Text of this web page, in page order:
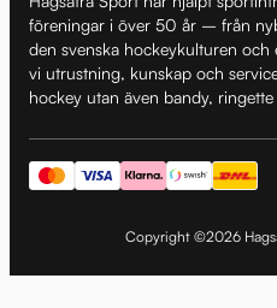
föreningar i över 50 år – från
den svenska hockeykulturen
vi utrustning, kunskap och
hockey utan även bandy,
Copyright ©2026